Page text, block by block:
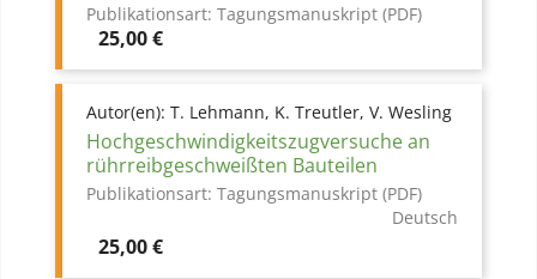
Publikationsart: Tagungsmanuskript (PDF)
Preis
25,00 €
Autor(en): T. Lehmann, K. Treutler, V. Wesling
Hochgeschwindigkeitszugversuche an
rührreibgeschweißten Bauteilen
Publikationsart: Tagungsmanuskript (PDF)
Deutsch
Preis
25,00 €